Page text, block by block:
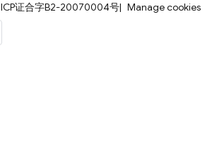
ICP证合字B2-20070004号 Manage cookies